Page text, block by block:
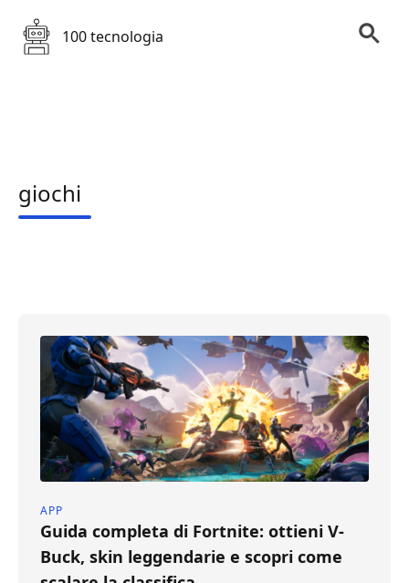
100 tecnologia
giochi
APP
Guida completa di Fortnite: ottieni V-
Buck, skin leggendarie e scopri come